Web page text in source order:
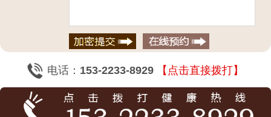
电话： 153-2233-8929 【点击直接拨打】